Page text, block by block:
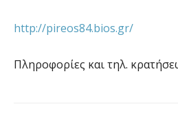
http://pireos84.bios.gr/
Πληροφορίες και τηλ.